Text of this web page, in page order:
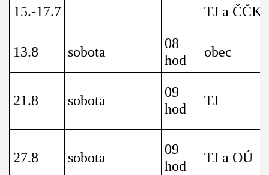
15.-17.7 TJ a ČČK
13.8 sobota
08
hod
obec
21.8 sobota
09
hod
TJ
27.8 sobota
09
hod
TJ a OÚ